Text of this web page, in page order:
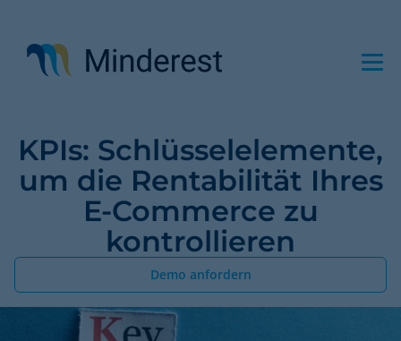
Inhalt
KPIs: Schlüsselelemente,
um die Rentabilität Ihres
E-Commerce zu
kontrollieren
Demo anfordern